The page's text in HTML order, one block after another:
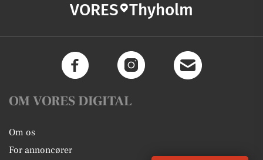
VORES Thyholm
OM VORES DIGITAL
Om os
For annoncører